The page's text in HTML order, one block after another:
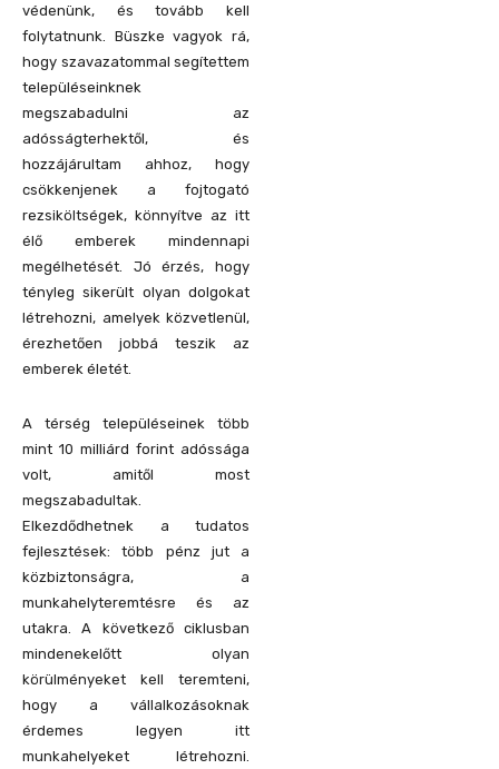
védenünk, és tovább kell
folytatnunk. Büszke vagyok rá,
hogy szavazatommal segítettem
településeinknek
megszabadulni az
adósságterhektől, és
hozzájárultam ahhoz, hogy
csökkenjenek a fojtogató
rezsiköltségek, könnyítve az itt
élő emberek mindennapi
megélhetését. Jó érzés, hogy
tényleg sikerült olyan dolgokat
létrehozni, amelyek közvetlenül,
érezhetően jobbá teszik az
emberek életét.
A térség településeinek több
mint 10 milliárd forint adóssága
volt, amitől most
megszabadultak.
Elkezdődhetnek a tudatos
fejlesztések: több pénz jut a
közbiztonságra, a
munkahelyteremtésre és az
utakra. A következő ciklusban
mindenekelőtt olyan
körülményeket kell teremteni,
hogy a vállalkozásoknak
érdemes legyen itt
munkahelyeket létrehozni.